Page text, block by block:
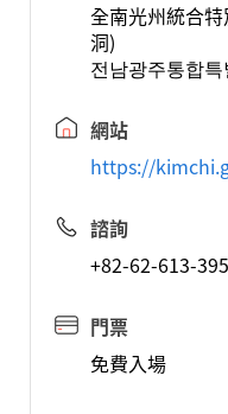
全南光州統合
洞)
전남광주통합
網站
https://
諮詢
+82-62-613-
門票
免費入場